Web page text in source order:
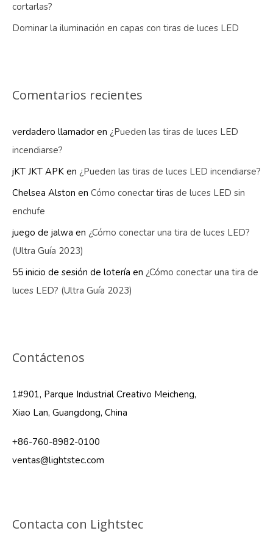
cortarlas?
Dominar la iluminación en capas con tiras de luces LED
Comentarios recientes
verdadero llamador en ¿Pueden las tiras de luces LED
incendiarse?
jKT JKT APK en ¿Pueden las tiras de luces LED incendiarse?
Chelsea Alston en Cómo conectar tiras de luces LED sin
enchufe
juego de jalwa en ¿Cómo conectar una tira de luces LED?
(Ultra Guía 2023)
55 inicio de sesión de lotería en ¿Cómo conectar una tira de
luces LED? (Ultra Guía 2023)
Contáctenos
1#901, Parque Industrial Creativo Meicheng,
Xiao Lan, Guangdong, China
+86-760-8982-0100
ventas@lightstec.com
Contacta con Lightstec